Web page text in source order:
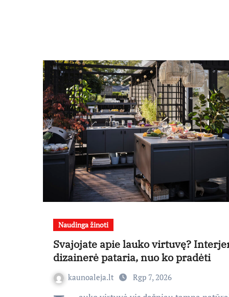
Naudinga žinoti
Svajojate apie lauko virtuvę?
dizainerė pataria, nuo ko pradėti
kaunoaleja.lt Rgp 7, 2026